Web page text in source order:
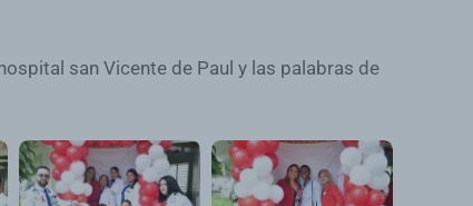
san Vicente de Paul y las palabras de